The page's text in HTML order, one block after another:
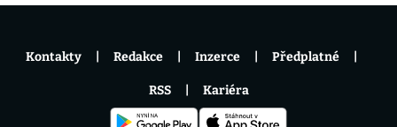
Kontakty Redakce Inzerce Předplatné
RSS Kariéra